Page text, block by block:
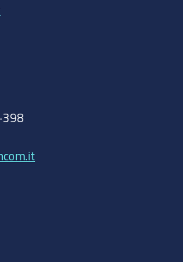
398